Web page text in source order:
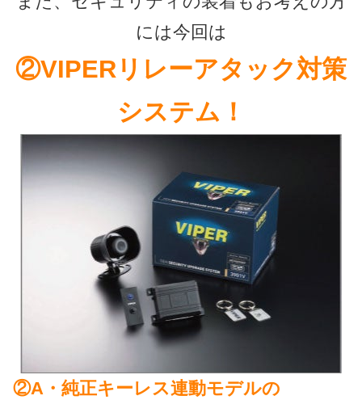
には今回は
②VIPERリレーアタック対策
システム！
②A・純正キーレス連動モデルの